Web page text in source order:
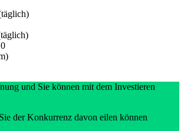
0
und Sie können mit dem Investieren
der Konkurrenz davon eilen können